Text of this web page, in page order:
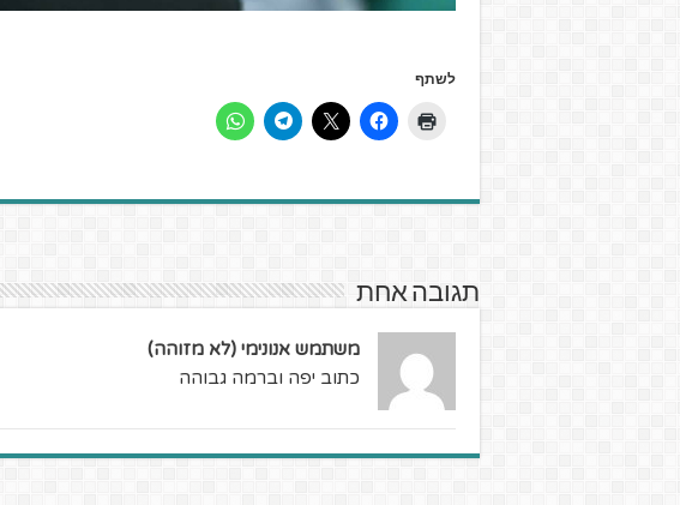
לשתף
תגובה אחת
משתמש אנונימי (לא מזוהה)
כתוב יפה וברמה גבוהה